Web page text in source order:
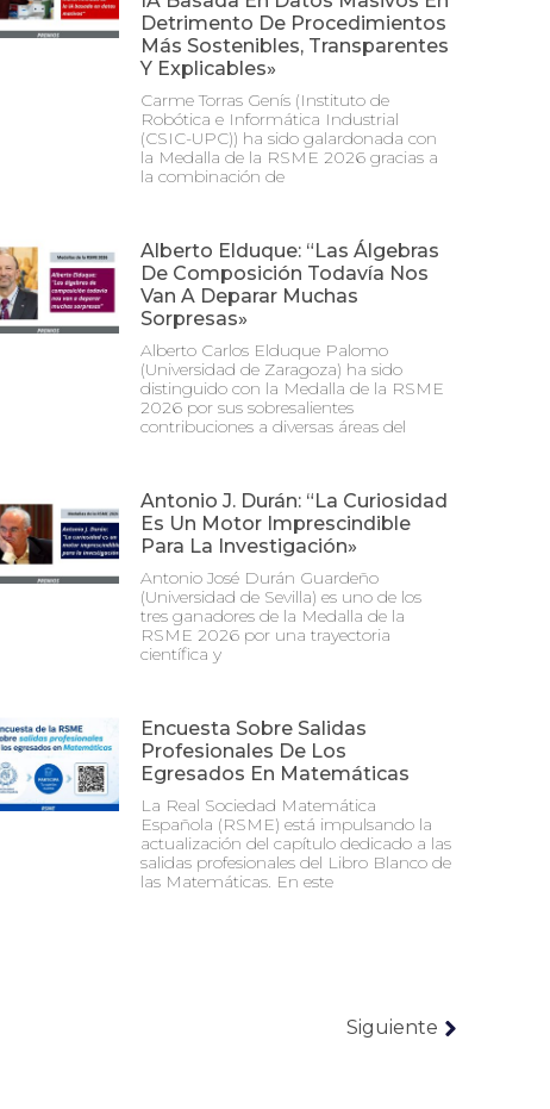
Detrimento De Procedimientos
Más Sostenibles, Transparentes
Y Explicables»
Carme Torras Genís (Instituto de
Robótica e Informática Industrial
(CSIC-UPC)) ha sido galardonada con
la Medalla de la RSME 2026 gracias a
la combinación de
Alberto Elduque: “Las Álgebras
De Composición Todavía Nos
Van A Deparar Muchas
Sorpresas»
Alberto Carlos Elduque Palomo
(Universidad de Zaragoza) ha sido
distinguido con la Medalla de la RSME
2026 por sus sobresalientes
contribuciones a diversas áreas del
Antonio J. Durán: “La Curiosidad
Es Un Motor Imprescindible
Para La Investigación»
Antonio José Durán Guardeño
(Universidad de Sevilla) es uno de los
tres ganadores de la Medalla de la
RSME 2026 por una trayectoria
científica y
Encuesta Sobre Salidas
Profesionales De Los
Egresados En Matemáticas
La Real Sociedad Matemática
Española (RSME) está impulsando la
actualización del capítulo dedicado a las
salidas profesionales del Libro Blanco de
las Matemáticas. En este
Siguiente